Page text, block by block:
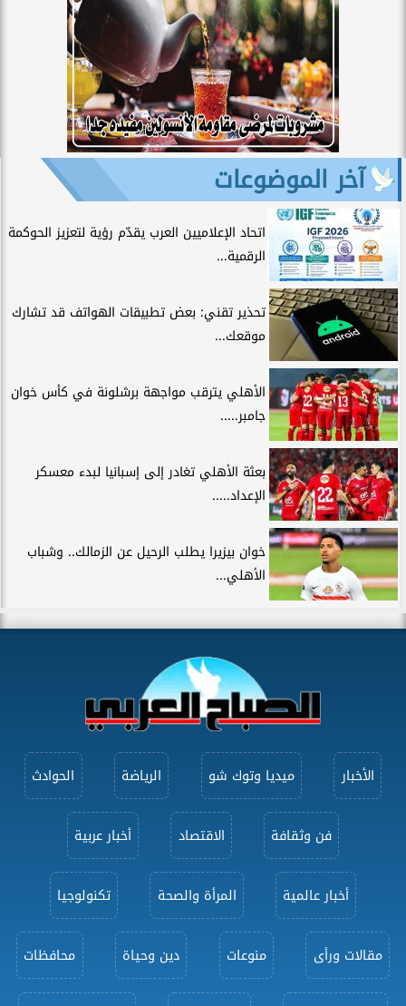
آخر الموضوعات
اتحاد الإعلاميين العرب يقدّم رؤية لتعزيز الحوكمة
الرقمية...
تحذير تقني: بعض تطبيقات الهواتف قد تشارك
موقعك...
الأهلي يترقب مواجهة برشلونة في كأس خوان
جامبر.....
بعثة الأهلي تغادر إلى إسبانيا لبدء معسكر
الإعداد.....
خوان بيزيرا يطلب الرحيل عن الزمالك.. وشباب
الأهلي...
الأخبار ميديا وتوك شو الرياضة الحوادث
فن وثقافة الاقتصاد أخبار عربية
أخبار عالمية المرأة والصحة تكنولوجيا
مقالات ورأى منوعات دين وحياة محافظات